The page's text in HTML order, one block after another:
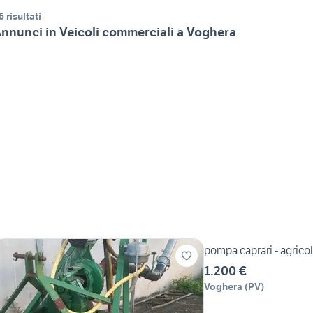
risultati
in Veicoli commerciali a Voghera
pompa caprari -
1.200 €
Voghera (PV)